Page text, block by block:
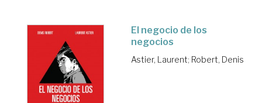
El negocio de los
negocios
Astier, Laurent; Robert, Denis